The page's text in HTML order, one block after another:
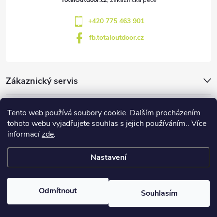
Tento web používá soubory cookie. Dalším procházením
tohoto webu vyjadřujete souhlas s jejich používáním.. Více
informacízde.
Nastavení
Odmítnout Souhlasím
Zákaznický servis
Značky
Blog
+420 775 463 901
fb.totaloutdoor.cz
nastavení cookies